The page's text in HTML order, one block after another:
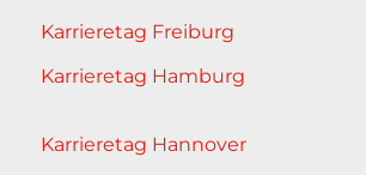
Karrieretag Freiburg
Karrieretag Hamburg
Karrieretag Hannover